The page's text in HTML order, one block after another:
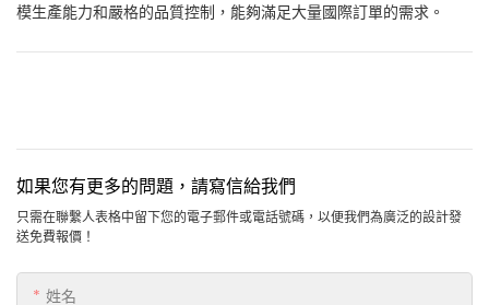
模生產能力和嚴格的品質控制，能夠滿足大量國際訂單的需求。
如果您有更多的問題，請寫信給我們
只需在聯繫人表格中留下您的電子郵件或電話號碼，以便我們為廣泛的設計發
送免費報價！
姓名